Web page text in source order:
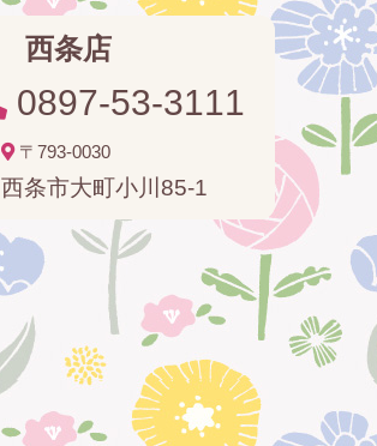
西条店
0897-53-3111
〒793-0030
西条市大町小川85-1